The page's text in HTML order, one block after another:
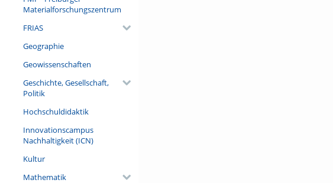
Materialforschungszentrum
FRIAS
Geographie
Geowissenschaften
Geschichte, Gesellschaft,
Politik
Hochschuldidaktik
Innovationscampus
Nachhaltigkeit (ICN)
Kultur
Mathematik